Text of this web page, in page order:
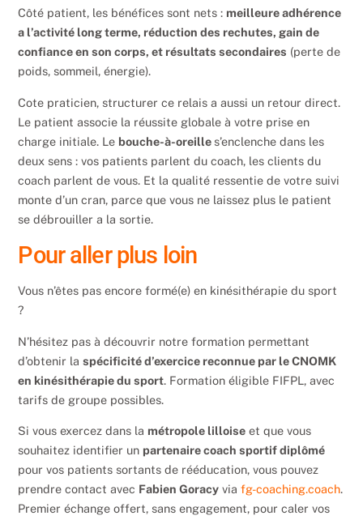
Côté patient, les bénéfices sont nets : meilleure adhérence
a l’activité long terme, réduction des rechutes, gain de
confiance en son corps, et résultats secondaires (perte de
poids, sommeil, énergie).
Cote praticien, structurer ce relais a aussi un retour direct.
Le patient associe la réussite globale à votre prise en
charge initiale. Le bouche-à-oreille s’enclenche dans les
deux sens : vos patients parlent du coach, les clients du
coach parlent de vous. Et la qualité ressentie de votre suivi
monte d’un cran, parce que vous ne laissez plus le patient
se débrouiller a la sortie.
Pour aller plus loin
Vous n’êtes pas encore formé(e) en kinésithérapie du sport
?
N’hésitez pas à découvrir notre formation permettant
d’obtenir laspécificité d’exercice reconnue par le CNOMK
en kinésithérapie du sport. Formation éligible FIFPL, avec
tarifs de groupe possibles.
Si vous exercez dans la métropole lilloise et que vous
souhaitez identifier un partenaire coach sportif diplômé
pour vos patients sortants de rééducation, vous pouvez
prendre contact avec Fabien Goracy viafg-coaching.coach.
Premier échange offert, sans engagement, pour caler vos